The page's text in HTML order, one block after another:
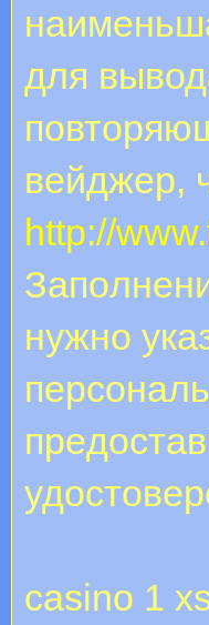
для
вейджер,
http://
нужнo
casino 1